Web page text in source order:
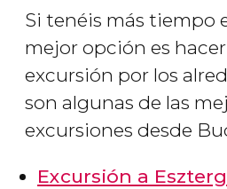
Si tenéis más tiempo
mejor opción es
excursión por los
son algunas de las
excursiones desde
Excursión a